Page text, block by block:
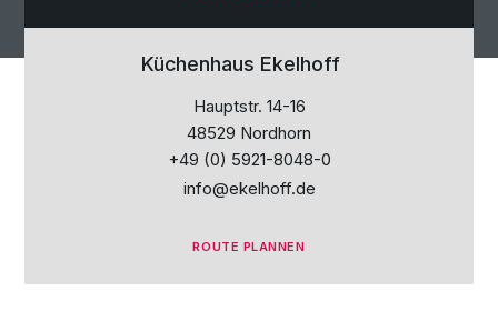
Küchenhaus Ekelhoff
Hauptstr. 14-16
48529 Nordhorn
+49 (0) 5921-8048-0
info@ekelhoff.de
ROUTE PLANNEN